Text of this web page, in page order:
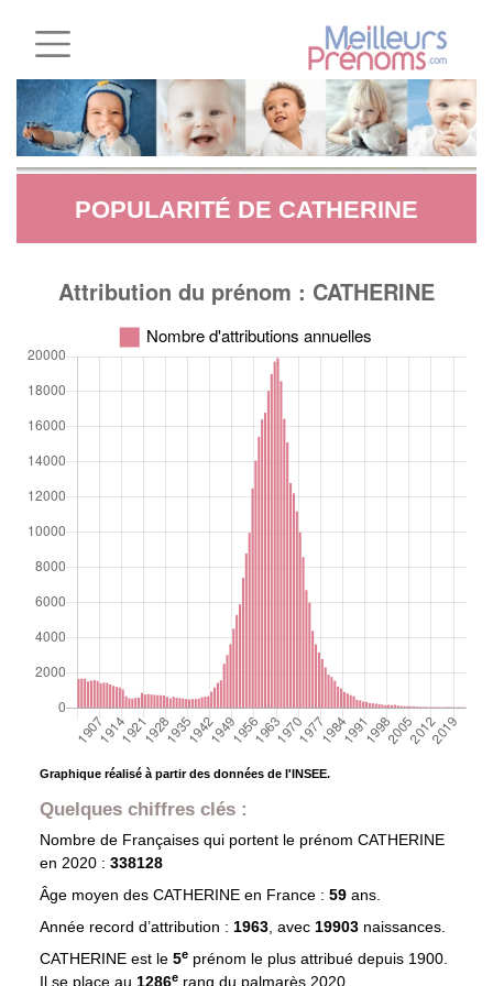
POPULARITÉ DE CATHERINE
Graphique réalisé à partir des données de l'INSEE.
Quelques chiffres clés :
Nombre de Françaises qui portent le prénom CATHERINE
en 2020 : 338128
Âge moyen des CATHERINEen France : 59 ans.
Année record d’attribution : 1963, avec 19903 naissances.
CATHERINE est le 5eprénom le plus attribué depuis 1900.
Il se place au 1286e rang du palmarès 2020.